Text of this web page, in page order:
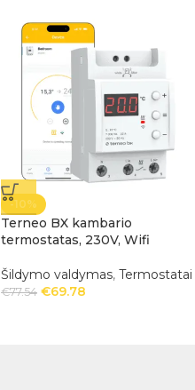
-10%
Terneo BX kambario
termostatas, 230V, Wifi
Šildymo valdymas, Termostatai
€77.54 €69.78